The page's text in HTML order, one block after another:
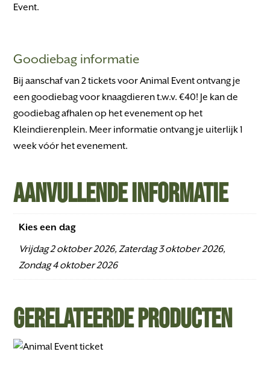
Event.
Goodiebag informatie
Bij aanschaf van 2 tickets voor Animal Event ontvang je
een goodiebag voor knaagdieren t.w.v. €40! Je kan de
goodiebag afhalen op het evenement op het
Kleindierenplein. Meer informatie ontvang je uiterlijk 1
week vóór het evenement.
Aanvullende informatie
Kies een dag
Vrijdag 2 oktober 2026, Zaterdag 3 oktober 2026,
Zondag 4 oktober 2026
Gerelateerde producten